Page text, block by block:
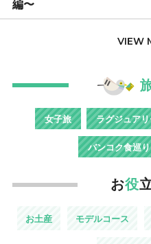
編〜
VIEW
女子旅 ラグジュア
バンコク食巡り
お役
お土産 モデルコース